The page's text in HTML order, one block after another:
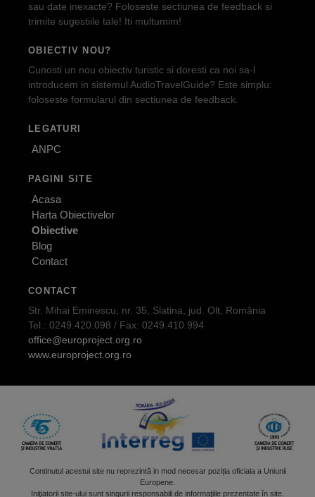
sau date inexacte? Foloseste sectiunea de feedback si
trimite sugestiile tale! Iti multumim!
OBIECTIV NOU?
Cunosti un nou obiectiv turistic si doresti ca noi sa-l
introducem in sistemul AudioTravelGuide? Este simplu:
foloseste formularul din sectiunea de feedback.
LEGATURI
ANPC
PAGINI SITE
Acasa
Harta Obiectivelor
Obiective
Blog
Contact
CONTACT
Str. Mihai Eminescu, nr. 35, Slatina, jud. Olt, România
Tel.: 0249.420.098 / Fax: 0249.410.994
office@europroject.org.ro
www.europroject.org.ro
Continutul acestui site nu reprezintă in mod necesar poziția oficiala a Uniunii
Europene.
Iniţiatorii site-ului sunt singurii responsabili de informaţiile prezentate în site.